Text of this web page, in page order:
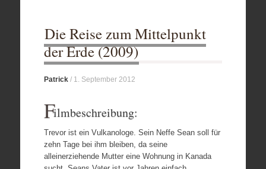
Die Reise zum Mittelpunkt
der Erde (2009)
Patrick/ 1. September 2012
Filmbeschreibung:
Trevor ist ein Vulkanologe. Sein Neffe Sean soll für
zehn Tage bei ihm bleiben, da seine
alleinerziehende Mutter eine Wohnung in Kanada